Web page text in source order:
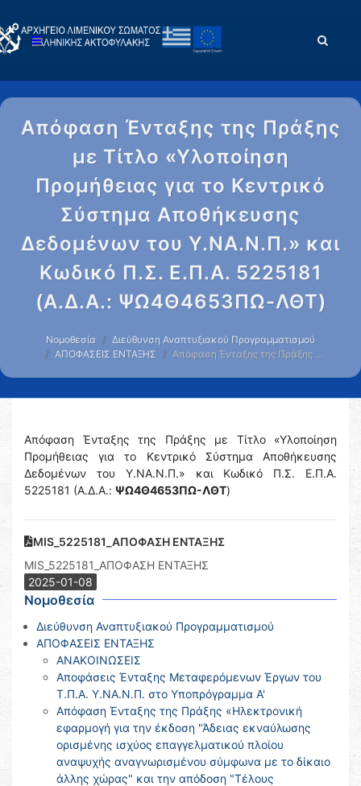
Απόφαση Ένταξης της Πράξης
με Τίτλο «Υλοποίηση
Προμήθειας για το Κεντρικό
Σύστημα Αποθήκευσης
Δεδομένων του Υ.ΝΑ.Ν.Π.» και
Κωδικό Π.Σ. Ε.Π.Α. 5225181
(Α.Δ.Α.: ΨΩ4Θ4653ΠΩ-ΛΘΤ)
Νομοθεσία
Διεύθυνση Αναπτυξιακού Προγραμματισμού
ΑΠΟΦΑΣΕΙΣ ΕΝΤΑΞΗΣ
Απόφαση Ένταξης της Πράξης …
Απόφαση Ένταξης της Πράξης με Τίτλο «Υλοποίηση
Προμήθειας για το Κεντρικό Σύστημα Αποθήκευσης
Δεδομένων του Υ.ΝΑ.Ν.Π.» και Κωδικό Π.Σ. Ε.Π.Α.
5225181 (Α.Δ.Α.: ΨΩ4Θ4653ΠΩ-ΛΘΤ)
MIS_5225181_ΑΠΟΦΑΣΗ ΕΝΤΑΞΗΣ
MIS_5225181_ΑΠΟΦΑΣΗ ΕΝΤΑΞΗΣ
2025-01-08
Νομοθεσία
Διεύθυνση Αναπτυξιακού Προγραμματισμού
ΑΠΟΦΑΣΕΙΣ ΕΝΤΑΞΗΣ
ΑΝΑΚΟΙΝΩΣΕΙΣ
Αποφάσεις Ένταξης Μεταφερόμενων Έργων του
Τ.Π.Α. Υ.ΝΑ.Ν.Π. στο Υποπρόγραμμα Α'
Απόφαση Ένταξης της Πράξης «Ηλεκτρονική
εφαρμογή για την έκδοση "Άδειας εκναύλωσης
ορισμένης ισχύος επαγγελματικού πλοίου
αναψυχής αναγνωρισμένου σύμφωνα με το δίκαιο
άλλης χώρας" και την απόδοση "Τέλους